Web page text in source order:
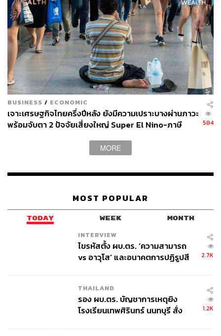
BUSINESS / ECONOMIC
เจาะเศรษฐกิจไทยครึ่งปีหลัง ยังมีความเปราะบางผ่านภาวะ
พร้อมจับตา 2 ปัจจัยเสี่ยงใหญ่ Super El Nino-ภาษี
584
MORE
MOST POPULAR
TODAY WEEK MONTH
INTERVIEW
ไขรหัสตั้ง ผบ.ตร. ‘ความสามารถ
vs อาวุโส’ และอนาคตการปฏิรูปสี
2.7K
THAILAND
รอง ผบ.ตร. บัญชาการเหตุยิง
โรงเรียนเทพศิรินทร์ นนทบุรี สั่ง
1.2K